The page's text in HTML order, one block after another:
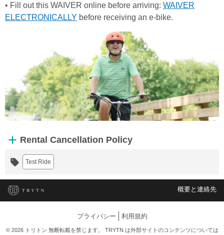
• Fill out this WAIVER online before arriving: WAIVER
ELECTRONICALLY before receiving an e-bike.
Rental Cancellation Policy
Test Ride
概要と連絡先
プライバシー 利用規約
© 2026 トリトン 無断転載を禁じます。 TRYTN は外部サイトのコンテンツについては